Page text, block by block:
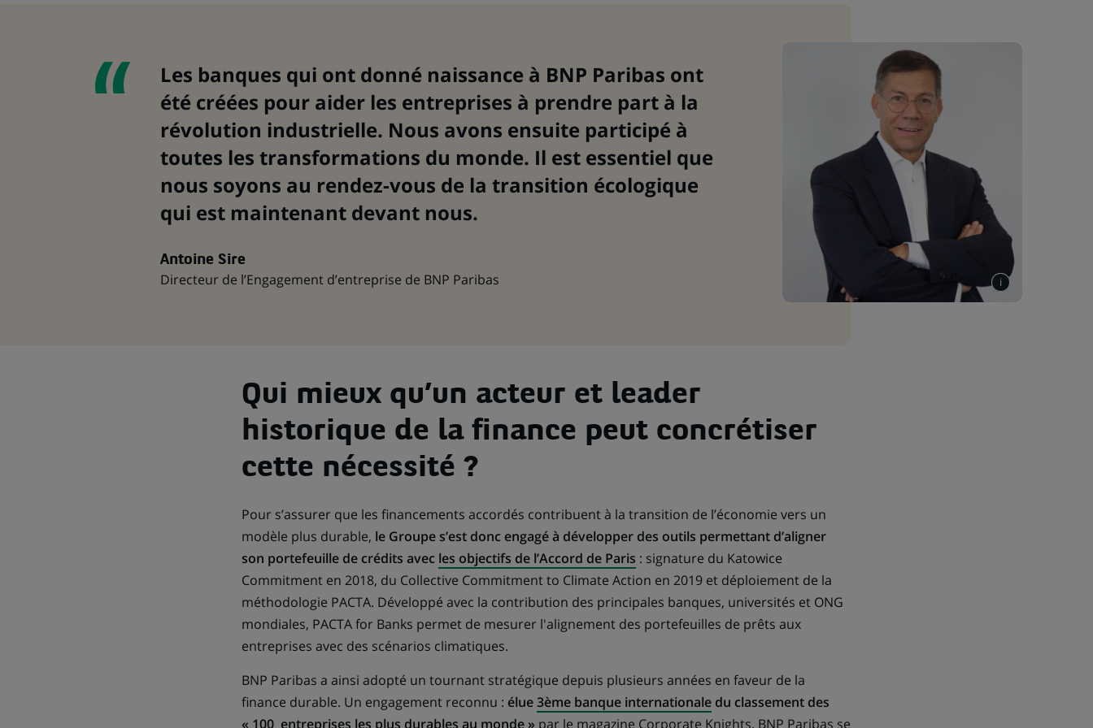
Les banques qui ont donné naissance à BNP Paribas ont
été créées pour aider les entreprises à prendre part à la
révolution industrielle. Nous avons ensuite participé à
toutes les transformations du monde. Il est essentiel que
nous soyons au rendez-vous de la transition écologique
qui est maintenant devant nous.
Antoine Sire
Directeur de l’Engagement d’entreprise de BNP Paribas
Qui mieux qu’un acteur et leader
historique de la finance peut concrétiser
cette nécessité ?
Pour s’assurer que les financements accordés contribuent à la transition de l’économie vers un
modèle plus durable, le Groupe s’est donc engagé à développer des outils permettant d’aligner
son portefeuille de crédits avec les objectifs de l’Accord de Paris : signature du Katowice
Commitment en 2018, du Collective Commitment to Climate Action en 2019 et déploiement de la
méthodologie PACTA. Développé avec la contribution des principales banques, universités et ONG
mondiales, PACTA for Banks permet de mesurer l'alignement des portefeuilles de prêts aux
entreprises avec des scénarios climatiques.
BNP Paribas a ainsi adopté un tournant stratégique depuis plusieurs années en faveur de la
finance durable. Un engagement reconnu : élue3ème banque internationale du classement des
« 100 entreprises les plus durables au monde » par le magazine Corporate Knights, BNP Paribas se